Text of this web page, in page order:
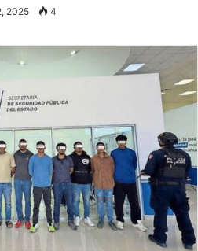
2025 4